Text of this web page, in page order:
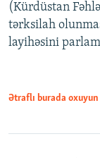
Auto
(Kürdüstan
tərksilah
layihəsini
Ətraflı burada oxuyun